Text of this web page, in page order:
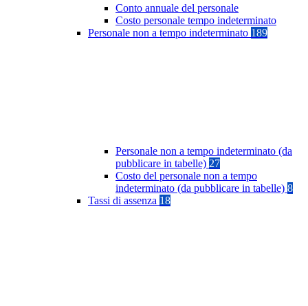
Conto annuale del personale
Costo personale tempo indeterminato
Personale non a tempo indeterminato 189
Personale non a tempo indeterminato (da
pubblicare in tabelle) 27
Costo del personale non a tempo
indeterminato (da pubblicare in tabelle) 8
Tassi di assenza 18